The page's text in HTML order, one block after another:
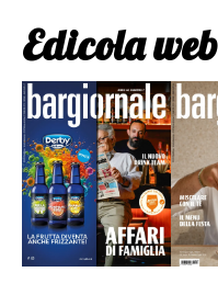
Edicola web